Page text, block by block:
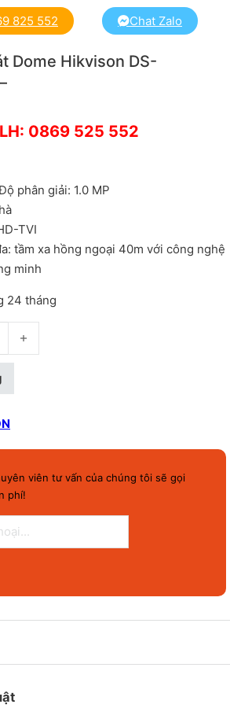
825 552 Chat Zalo
Dome Hikvison DS-
0869 525 552
phân giải: 1.0 MP
TVI
tầm xa hồng ngoại 40m với công nghệ
minh
24 tháng
Hikvison DS-2CE56C0T-IT3 - số lượng
viên tư vấn của chúng tôi sẽ gọi
phí!